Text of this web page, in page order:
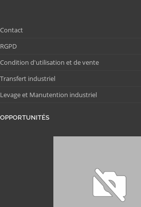
Contact
RGPD
Condition d'utilisation et de vente
Transfert industriel
Levage et Manutention industriel
OPPORTUNITÉS